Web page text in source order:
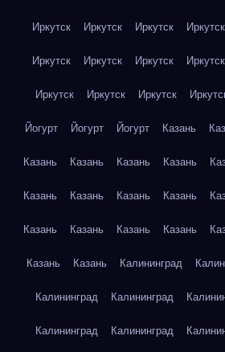
Иркутск Иркутск Иркутск Иркутск
Иркутск Иркутск Иркутск Иркутск
Иркутск Иркутск Иркутск
Йогурт Йогурт Йогурт Казань
Казань Казань Казань Казань
Казань Казань Казань Казань
Казань Казань Казань Казань
Казань Казань Калининград
Калининград Калининград
Калининград Калининград